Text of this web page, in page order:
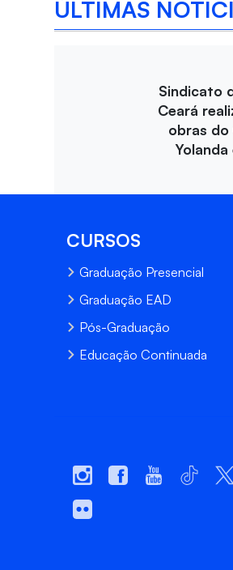
ÚLTIMAS
Sindicato
Ceará
obras
Yolanda
CURSOS
Graduação Presencial
Graduação EAD
Pós-Graduação
Educação Continuada